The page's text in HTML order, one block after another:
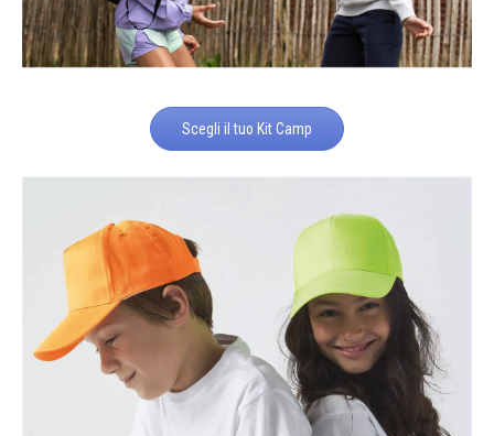
Scegli il tuo Kit Camp